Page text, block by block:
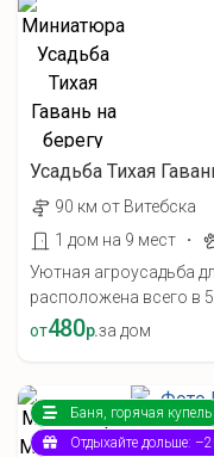
Усадьба Тихая
90 км от Витебска
1 дом на 9 мест
·
Уютная агроусадьба
расположена всего в
от480р.за дом
Баня, горячая купель
Отдыхайте дольше: